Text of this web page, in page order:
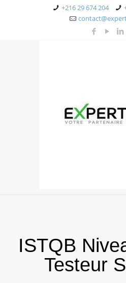
+216 29 674 204
ISTQB
Testeur